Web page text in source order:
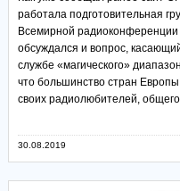
работала подготовительная
Всемирной радиоконференции
обсуждался и вопрос,
службе «магического»
что большинство стран
своих радиолюбителей,
30.08.2019